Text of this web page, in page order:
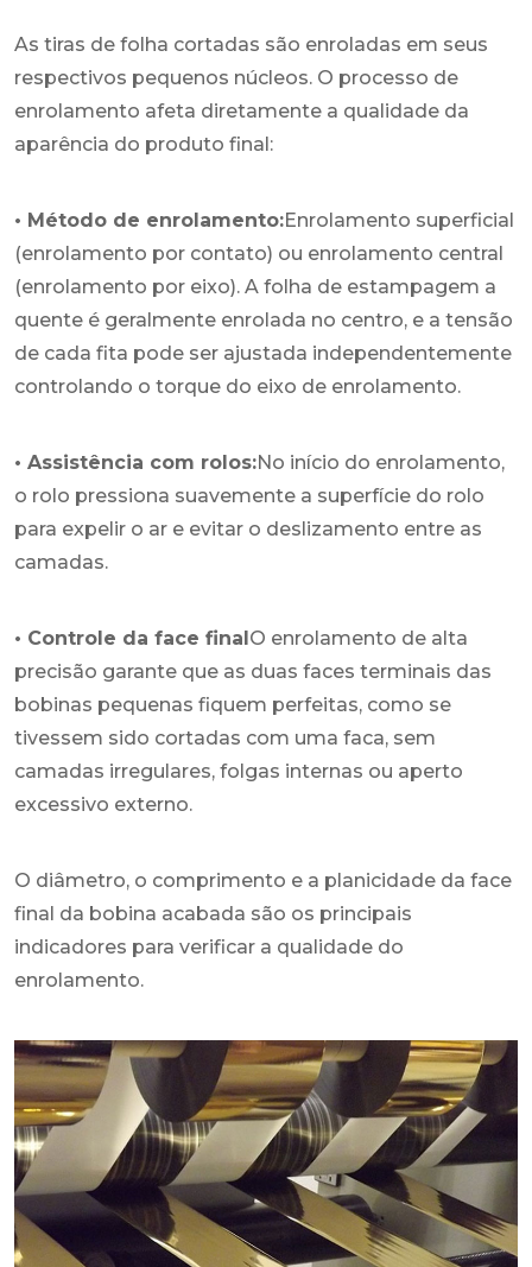
As tiras de folha cortadas são enroladas em seus
respectivos pequenos núcleos. O processo de
enrolamento afeta diretamente a qualidade da
aparência do produto final:
• Método de enrolamento:Enrolamento superficial
(enrolamento por contato) ou enrolamento central
(enrolamento por eixo). A folha de estampagem a
quente é geralmente enrolada no centro, e a tensão
de cada fita pode ser ajustada independentemente
controlando o torque do eixo de enrolamento.
• Assistência com rolos:No início do enrolamento,
o rolo pressiona suavemente a superfície do rolo
para expelir o ar e evitar o deslizamento entre as
camadas.
• Controle da face finalO enrolamento de alta
precisão garante que as duas faces terminais das
bobinas pequenas fiquem perfeitas, como se
tivessem sido cortadas com uma faca, sem
camadas irregulares, folgas internas ou aperto
excessivo externo.
O diâmetro, o comprimento e a planicidade da face
final da bobina acabada são os principais
indicadores para verificar a qualidade do
enrolamento.